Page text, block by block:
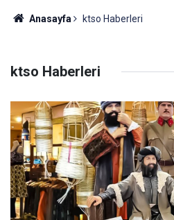
Anasayfa ktso Haberleri
ktso Haberleri